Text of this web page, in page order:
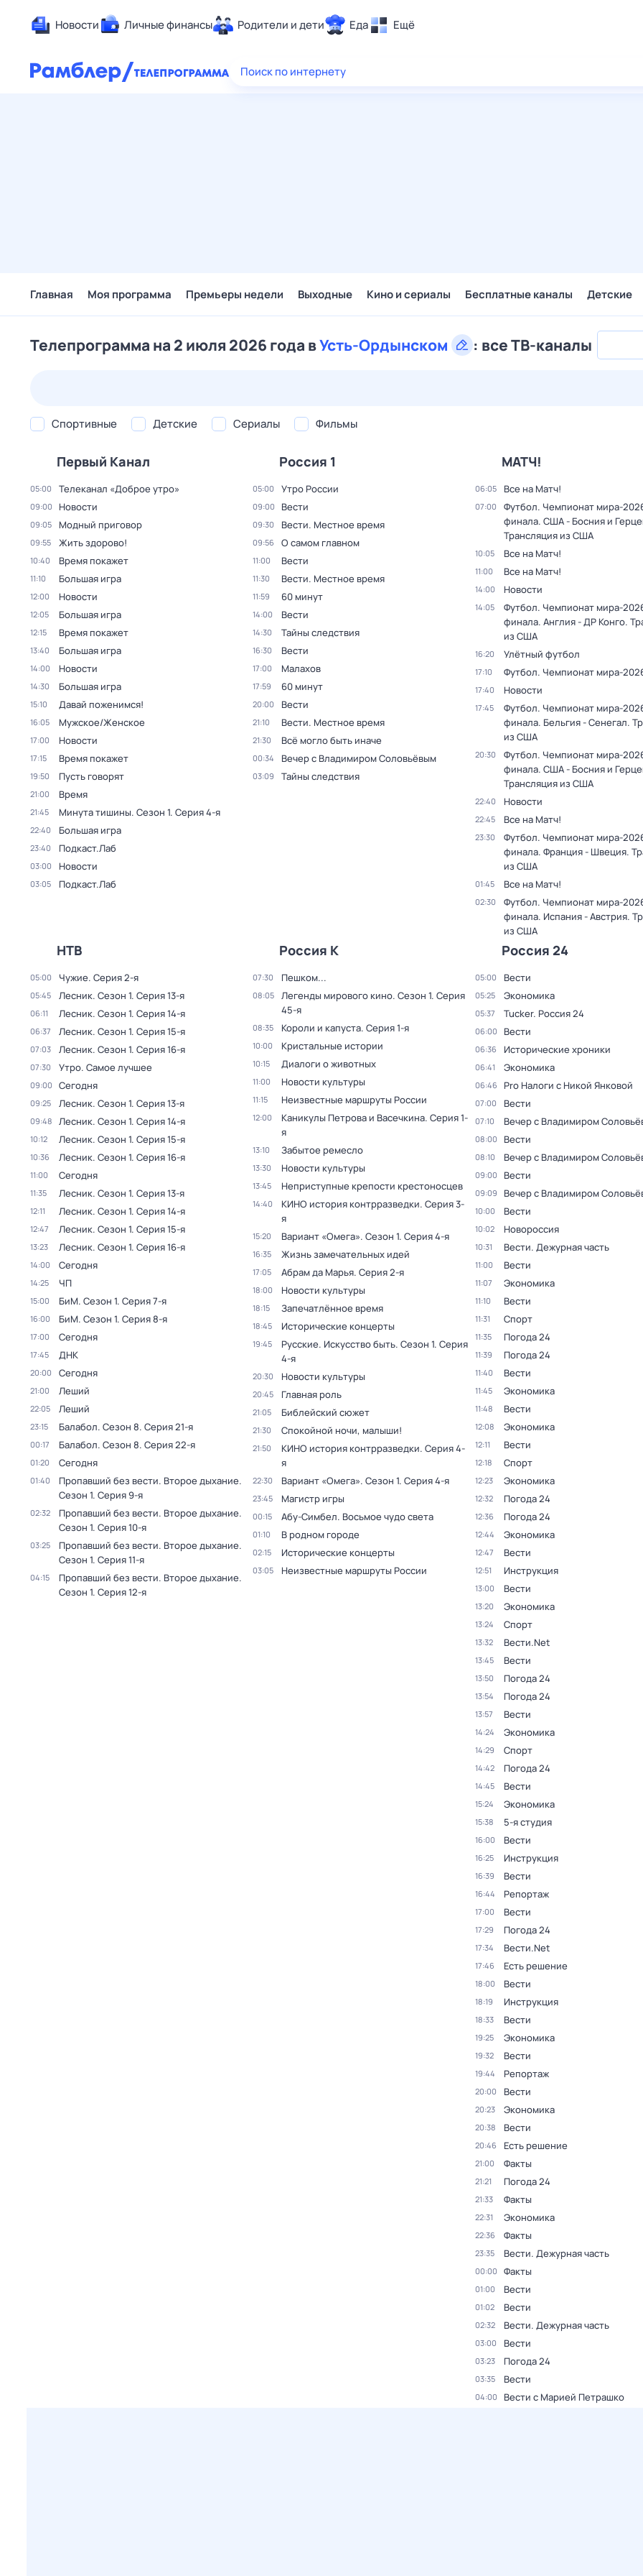
Новости Личные финансы Родители и дети Еда Ещё
Здоровье
Поиск по интернету
Главная Моя программа Премьеры недели Выходные Кино и сериалы Бесплатные каналы Детские
Телепрограмма на 2 июля 2026 года вУсть-Ордынском : все ТВ-каналы
Спортивные Детские Сериалы Фильмы
Первый Канал
05:00 Телеканал «Доброе утро»
09:00 Новости
09:05 Модный приговор
09:55 Жить здорово!
10:40 Время покажет
11:10 Большая игра
12:00 Новости
12:05 Большая игра
12:15 Время покажет
13:40 Большая игра
14:00 Новости
14:30 Большая игра
15:10 Давай поженимся!
16:05 Мужское/Женское
17:00 Новости
17:15 Время покажет
19:50 Пусть говорят
21:00 Время
21:45 Минута тишины. Сезон 1. Серия 4-я
22:40 Большая игра
23:40 Подкаст.Лаб
03:00 Новости
03:05 Подкаст.Лаб
Россия 1
05:00 Утро России
09:00 Вести
09:30 Вести. Местное время
09:56 О самом главном
11:00 Вести
11:30 Вести. Местное время
11:59 60 минут
14:00 Вести
14:30 Тайны следствия
16:30 Вести
17:00 Малахов
17:59 60 минут
20:00 Вести
21:10 Вести. Местное время
21:30 Всё могло быть иначе
00:34 Вечер с Владимиром Соловьёвым
03:09 Тайны следствия
МАТЧ!
06:05 Все на Матч!
07:00
Футбол. Чемпионат мира-
финала. США - Босния и
Трансляция из США
10:05 Все на Матч!
11:00 Все на Матч!
14:00 Новости
14:05
Футбол. Чемпионат мира-
финала. Англия - ДР Конго.
из США
16:20 Улётный футбол
17:10 Футбол. Чемпионат мира-
17:40 Новости
17:45
Футбол. Чемпионат мира-
финала. Бельгия - Сенегал.
из США
20:30
Футбол. Чемпионат мира-
финала. США - Босния и
Трансляция из США
22:40 Новости
22:45 Все на Матч!
23:30
Футбол. Чемпионат мира-
финала. Франция - Швеция.
из США
01:45 Все на Матч!
02:30
Футбол. Чемпионат мира-
финала. Испания - Австрия.
из США
НТВ
05:00 Чужие. Серия 2-я
05:45 Лесник. Сезон 1. Серия 13-я
06:11 Лесник. Сезон 1. Серия 14-я
06:37 Лесник. Сезон 1. Серия 15-я
07:03 Лесник. Сезон 1. Серия 16-я
07:30 Утро. Самое лучшее
09:00 Сегодня
09:25 Лесник. Сезон 1. Серия 13-я
09:48 Лесник. Сезон 1. Серия 14-я
10:12 Лесник. Сезон 1. Серия 15-я
10:36 Лесник. Сезон 1. Серия 16-я
11:00 Сегодня
11:35 Лесник. Сезон 1. Серия 13-я
12:11 Лесник. Сезон 1. Серия 14-я
12:47 Лесник. Сезон 1. Серия 15-я
13:23 Лесник. Сезон 1. Серия 16-я
14:00 Сегодня
14:25 ЧП
15:00 БиМ. Сезон 1. Серия 7-я
16:00 БиМ. Сезон 1. Серия 8-я
17:00 Сегодня
17:45 ДНК
20:00 Сегодня
21:00 Леший
22:05 Леший
23:15 Балабол. Сезон 8. Серия 21-я
00:17 Балабол. Сезон 8. Серия 22-я
01:20 Сегодня
01:40 Пропавший без вести. Второе дыхание.
Сезон 1. Серия 9-я
02:32 Пропавший без вести. Второе дыхание.
Сезон 1. Серия 10-я
03:25 Пропавший без вести. Второе дыхание.
Сезон 1. Серия 11-я
04:15 Пропавший без вести. Второе дыхание.
Сезон 1. Серия 12-я
Россия К
07:30 Пешком...
08:05 Легенды мирового кино. Сезон 1. Серия
45-я
08:35 Короли и капуста. Серия 1-я
10:00 Кристальные истории
10:15 Диалоги о животных
11:00 Новости культуры
11:15 Неизвестные маршруты России
12:00 Каникулы Петрова и Васечкина. Серия 1-
я
13:10 Забытое ремесло
13:30 Новости культуры
13:45 Неприступные крепости крестоносцев
14:40 КИНО история контрразведки. Серия 3-
я
15:20 Вариант «Омега». Сезон 1. Серия 4-я
16:35 Жизнь замечательных идей
17:05 Абрам да Марья. Серия 2-я
18:00 Новости культуры
18:15 Запечатлённое время
18:45 Исторические концерты
19:45 Русские. Искусство быть. Сезон 1. Серия
4-я
20:30 Новости культуры
20:45 Главная роль
21:05 Библейский сюжет
21:30 Спокойной ночи, малыши!
21:50 КИНО история контрразведки. Серия 4-
я
22:30 Вариант «Омега». Сезон 1. Серия 4-я
23:45 Магистр игры
00:15 Абу-Симбел. Восьмое чудо света
01:10 В родном городе
02:15 Исторические концерты
03:05 Неизвестные маршруты России
Россия 24
05:00 Вести
05:25 Экономика
05:37 Tucker. Россия 24
06:00 Вести
06:36 Исторические хроники
06:41 Экономика
06:46 Pro Налоги с Никой Янковой
07:00 Вести
07:10 Вечер с Владимиром
08:00 Вести
08:10 Вечер с Владимиром
09:00 Вести
09:09 Вечер с Владимиром
10:00 Вести
10:02 Новороссия
10:31 Вести. Дежурная часть
11:00 Вести
11:07 Экономика
11:10 Вести
11:31 Спорт
11:35 Погода 24
11:39 Погода 24
11:40 Вести
11:45 Экономика
11:48 Вести
12:08 Экономика
12:11 Вести
12:18 Спорт
12:23 Экономика
12:32 Погода 24
12:36 Погода 24
12:44 Экономика
12:47 Вести
12:51 Инструкция
13:00 Вести
13:20 Экономика
13:24 Спорт
13:32 Вести.Net
13:45 Вести
13:50 Погода 24
13:54 Погода 24
13:57 Вести
14:24 Экономика
14:29 Спорт
14:42 Погода 24
14:45 Вести
15:24 Экономика
15:38 5-я студия
16:00 Вести
16:25 Инструкция
16:39 Вести
16:44 Репортаж
17:00 Вести
17:29 Погода 24
17:34 Вести.Net
17:46 Есть решение
18:00 Вести
18:19 Инструкция
18:33 Вести
19:25 Экономика
19:32 Вести
19:44 Репортаж
20:00 Вести
20:23 Экономика
20:38 Вести
20:46 Есть решение
21:00 Факты
21:21 Погода 24
21:33 Факты
22:31 Экономика
22:36 Факты
23:35 Вести. Дежурная часть
00:00 Факты
01:00 Вести
01:02 Вести
02:32 Вести. Дежурная часть
03:00 Вести
03:23 Погода 24
03:35 Вести
04:00 Вести с Марией Петрашко